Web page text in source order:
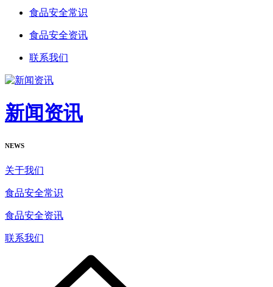
食品安全常识
食品安全资讯
联系我们
新闻资讯
NEWS
关于我们
食品安全常识
食品安全资讯
联系我们